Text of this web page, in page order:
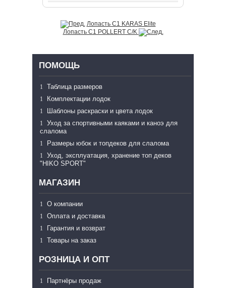
Лопасть C1 KARAS Elite
Лопасть C1 POLLERT C/K
ПОМОЩЬ
Таблица размеров
Комплектации лодок
Шаблоны раскраски и цвета лодок
Уход за спортивными каяками и каноэ для
слалома
Размеры юбок и топдеков для слалома
Уход, эксплуатация, хранение топ деков
"HIKO SPORT"
МАГАЗИН
О компании
Оплата и доставка
Гарантия и возврат
Товары на заказ
РОЗНИЦА И ОПТ
Партнёры продаж